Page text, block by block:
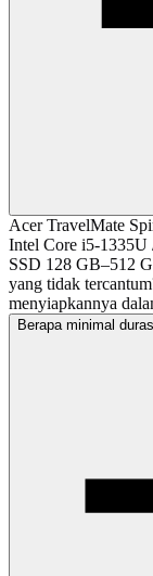
Acer TravelMate
Intel Core i5-
SSD 128 GB–512
yang tidak
menyiapkannya
Berapa minimal